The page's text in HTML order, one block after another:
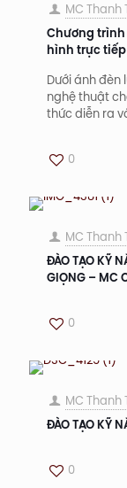
MC Thanh
Chương
hình trực tiếp
Dưới ánh đèn
nghệ thuật
thức diễn ra
0
MC Thanh
ĐÀO TẠO KỸ
GIỌNG – MC
0
MC Thanh
ĐÀO TẠO KỸ
0